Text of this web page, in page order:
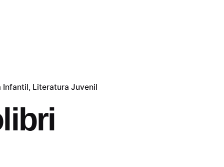
Infantil Literatura Juvenil